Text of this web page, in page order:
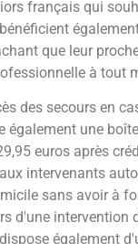
français qui
que leur
à tout
des secours en
également une
euros après
intervenants
sans avoir à
d'une intervention
également